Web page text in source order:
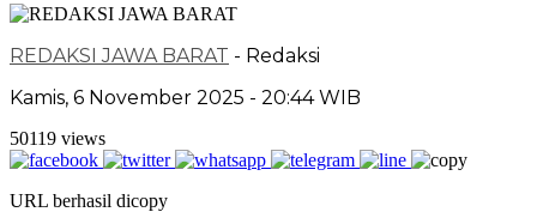
REDAKSI JAWA BARAT - Redaksi
Kamis, 6 November 2025 - 20:44 WIB
50119 views
URL berhasil dicopy